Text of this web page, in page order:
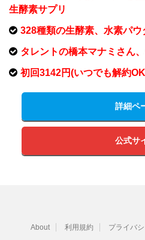
生酵素サプリ
328種類の生酵素、水素パ
タレントの橋本マナミさん
初回3142円(いつでも解約
詳細ペ
公式サ
About 利用規約 プライバ